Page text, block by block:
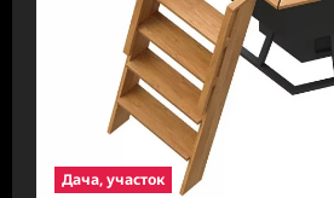
Дача, участок